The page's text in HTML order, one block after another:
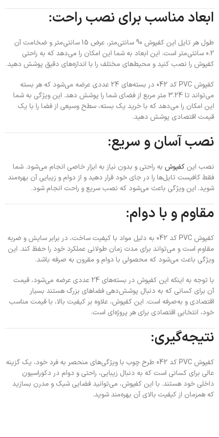
ابعاد مناسب برای نصب راحت:
طول هر تایل این کفپوش 90 سانتی‌متر، عرض 15 سانتی‌متر و ضخامت آن
0.2 سانتی‌متر است. این ابعاد به شما این امکان را می‌دهد که به راحتی
کفپوش را نصب کنید و محیط‌های مختلف را با اندازه‌های دقیق پوشش دهید.
کفپوش PVC کد 042 در بسته‌های 24 عددی عرضه می‌شود که هر بسته
می‌تواند تا 3.24 متر مربع از فضای شما را پوشش دهد. این ویژگی به شما
این امکان را می‌دهد که با خرید یک بسته، سطح وسیعی از فضا را با یک
قیمت اقتصادی پوشش دهید.
نصب آسان و سریع:
نصب این کفپوش به راحتی و بدون نیاز به ابزار خاصی انجام می‌شود. شما
فقط کافیست تایل‌ها را در جای خود قرار دهید و از دوام و زیبایی آن بهره‌مند
شوید. این ویژگی باعث می‌شود که نصب سریع و راحت انجام شود.
مقاوم و با دوام:
کفپوش PVC کد 042 به دلیل مواد با کیفیت ساخت، در برابر سایش و ضربه
مقاوم است و می‌تواند برای مدت زمان طولانی عملکرد خود را حفظ کند. این
ویژگی باعث می‌شود که محصولی با دوام و مقرون به صرفه باشد.
با توجه به اینکه این کفپوش در بسته‌های 24 عددی عرضه می‌شود، قیمت
آن برای کسانی که به دنبال پوشش‌دهی فضاهای بزرگ هستند بسیار
اقتصادی و به‌صرفه است. این کفپوش، علاوه بر کیفیت بالا، با قیمت مناسب
خود، انتخابی اقتصادی برای هر پروژه‌ای است.
نتیجه‌گیری:
کفپوش PVC کد 042 طرح چوب با ویژگی‌های منحصر به فرد خود، یک گزینه
عالی برای کسانی است که به دنبال زیبایی، راحتی و دوام در دکوراسیون
داخلی خود هستند. با این کفپوش، می‌توانید فضایی شیک و مدرن بسازید
که همزمان از کیفیت بالای آن بهره‌مند شوید.